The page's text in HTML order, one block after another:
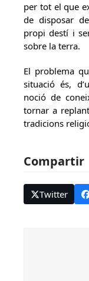
per tot el que
de disposar
propi destí i
sobre la terra.
El problema
situació és,
noció de
tornar a
tradicions
Compartir
Twitter